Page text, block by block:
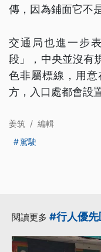
傳，因為鋪面它不
交通局也進一步
段」，中央並沒有
色非屬標線，用
方，入口處都會設
姜筑 / 編輯
駕駛
閱讀更多 #行人優先